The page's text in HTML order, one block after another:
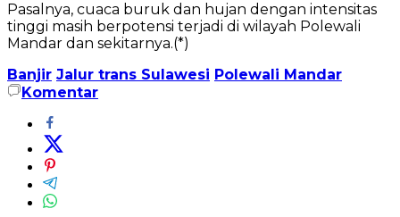
Pasalnya, cuaca buruk dan hujan dengan intensitas
tinggi masih berpotensi terjadi di wilayah Polewali
Mandar dan sekitarnya.(*)
Banjir Jalur trans Sulawesi Polewali Mandar
Komentar